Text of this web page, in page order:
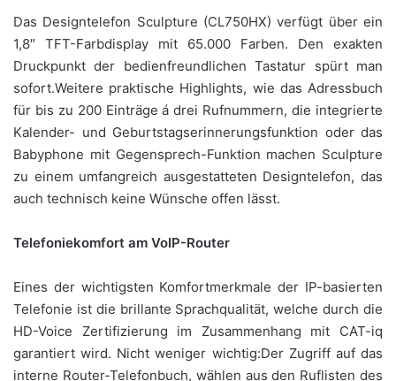
Das Designtelefon Sculpture (CL750HX) verfügt über ein
1,8″ TFT-Farbdisplay mit 65.000 Farben. Den exakten
Druckpunkt der bedienfreundlichen Tastatur spürt man
sofort.Weitere praktische Highlights, wie das Adressbuch
für bis zu 200 Einträge á drei Rufnummern, die integrierte
Kalender- und Geburtstagserinnerungsfunktion oder das
Babyphone mit Gegensprech-Funktion machen Sculpture
zu einem umfangreich ausgestatteten Designtelefon, das
auch technisch keine Wünsche offen lässt.
Telefoniekomfort am VoIP-Router
Eines der wichtigsten Komfortmerkmale der IP-basierten
Telefonie ist die brillante Sprachqualität, welche durch die
HD-Voice Zertifizierung im Zusammenhang mit CAT-iq
garantiert wird. Nicht weniger wichtig:Der Zugriff auf das
interne Router-Telefonbuch, wählen aus den Ruflisten des